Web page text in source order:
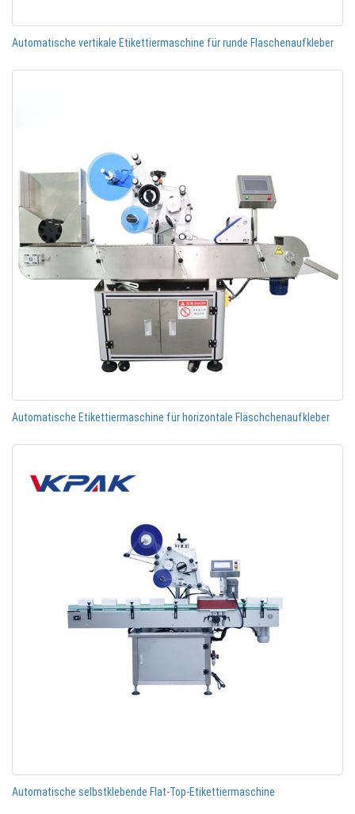
Automatische vertikale Etikettiermaschine für runde Flaschenaufkleber
Automatische Etikettiermaschine für horizontale Fläschchenaufkleber
Automatische selbstklebende Flat-Top-Etikettiermaschine